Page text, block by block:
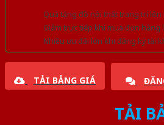
Quà tặng đồ nội thất trang trí lên
Giảm trực tiếp khi mua đơn hàng
Nhiều ưu đãi lớn khi đăng ký tài
TẢI BẢNG GIÁ
TẢI